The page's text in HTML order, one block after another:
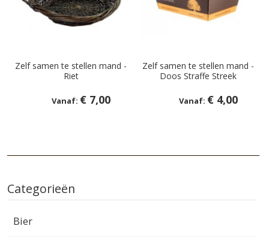
Zelf samen te stellen mand -
Riet
€ 7,00
Zelf samen te stellen mand -
Doos Straffe Streek
€ 4,00
Categorieën
Bier